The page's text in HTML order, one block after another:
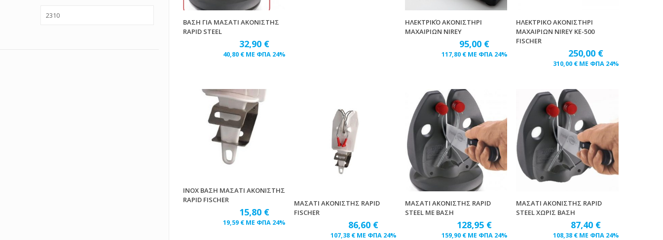
ΒΑΣΗ ΓΙΑ ΜΑΣΑΤΙ ΑΚΟΝΙΣΤΗΣ
RAPID STEEL
32,90 €
40,80 € ΜΕ ΦΠΑ 24%
ΗΛΕΚΤΡΙΚΌ ΑΚΟΝΙΣΤΗΡΙ
ΜΑΧΑΙΡΙΩΝ NIREY
95,00 €
117,80 € ΜΕ ΦΠΑ 24%
ΗΛΕΚΤΡΙΚΟ ΑΚΟΝΙΣΤΗΡΙ
ΜΑΧΑΙΡΙΩΝ NIREY KE-500
FISCHER
250,00 €
310,00 €ΜΕ ΦΠΑ 24%
ΙΝΟΧ ΒΑΣΗ ΜΑΣΑΤΙ ΑΚΟΝΙΣΤΗΣ
RAPID FISCHER
15,80 €
19,59 € ΜΕ ΦΠΑ 24%
ΜΑΣΑΤΙ ΑΚΟΝΙΣΤΗΣ RAPID
FISCHER
86,60 €
107,38 € ΜΕ ΦΠΑ 24%
ΜΑΣΑΤΙ ΑΚΟΝΙΣΤΗΣ RAPID
STEEL ΜΕ ΒΑΣΗ
128,95 €
159,90 € ΜΕ ΦΠΑ 24%
ΜΑΣΑΤΙ ΑΚΟΝΙΣΤΗΣ RAPID
STEEL ΧΩΡΙΣ ΒΑΣΗ
87,40 €
108,38 €ΜΕ ΦΠΑ 24%